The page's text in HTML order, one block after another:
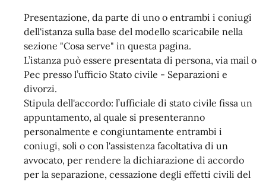
Presentazione, da parte di uno o entrambi i coniugi
dell'istanza sulla base del modello scaricabile nella
sezione "Cosa serve" in questa pagina.
L’istanza può essere presentata di persona, via mail o
Pec presso l’ufficio Stato civile - Separazioni e
divorzi.
Stipula dell'accordo: l’ufficiale di stato civile fissa un
appuntamento, al quale si presenteranno
personalmente e congiuntamente entrambi i
coniugi, soli o con l'assistenza facoltativa di un
avvocato, per rendere la dichiarazione di accordo
per la separazione, cessazione degli effetti civili del